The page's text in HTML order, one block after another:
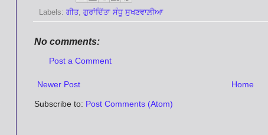
Labels: ਗੀਤ, ਗੁਰਾਂਦਿੱਤਾ ਸੰਧੂ ਸੁਖਣਵਾਲ਼ੀਆ
No comments:
Post a Comment
Newer Post Home
Subscribe to: Post Comments (Atom)